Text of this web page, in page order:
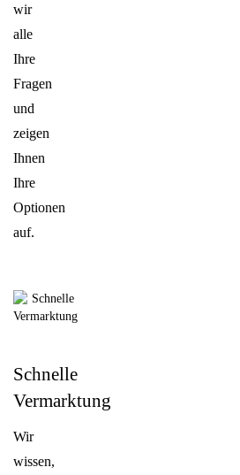
wir
alle
Ihre
Fragen
und
zeigen
Ihnen
Ihre
Optionen
auf.
Schnelle
Vermarktung
Wir
wissen,